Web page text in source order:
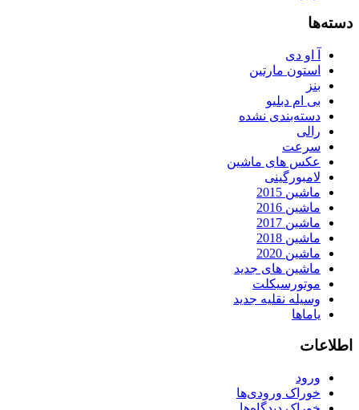
دسته‌ها
آ او دی
استون مارتین
بنز
بی ام دبلیو
دسته‌بندی نشده
رالی
سرعت
عکس های ماشین
لامبورگینی
ماشین 2015
ماشین 2016
ماشین 2017
ماشین 2018
ماشین 2020
ماشین های جدید
موتورسیکلت
وسیله نقلیه جدید
یاماها
اطلاعات
ورود
خوراک ورودی‌ها